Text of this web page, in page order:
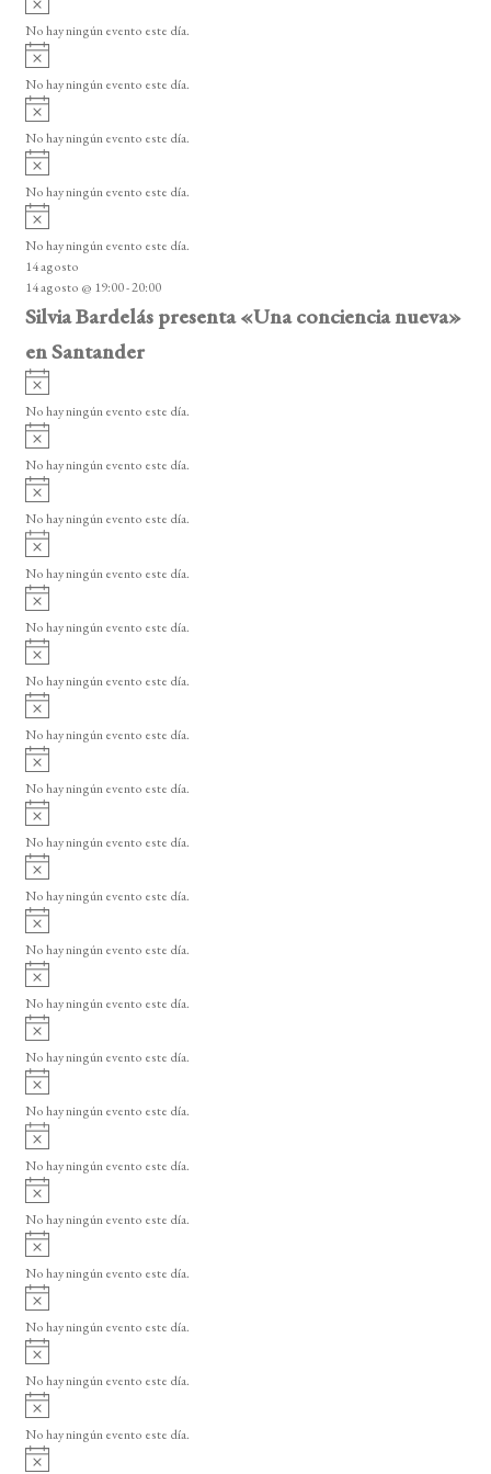
o
v
i
o
No hay ningún evento este día.
A
v
i
o
No hay ningún evento este día.
A
v
i
o
No hay ningún evento este día.
A
v
i
o
No hay ningún evento este día.
A
v
i
s
o
No hay ningún evento este día.
14 agosto
14 agosto @ 19:00-20:00
Silvia Bardelás presenta «Una conciencia nueva»
en Santander
A
v
i
o
No hay ningún evento este día.
A
v
i
o
No hay ningún evento este día.
A
v
i
o
No hay ningún evento este día.
A
v
i
o
No hay ningún evento este día.
A
v
i
o
No hay ningún evento este día.
A
v
i
o
No hay ningún evento este día.
A
v
i
o
No hay ningún evento este día.
A
v
i
o
No hay ningún evento este día.
A
v
i
o
No hay ningún evento este día.
A
v
i
o
No hay ningún evento este día.
A
v
i
o
No hay ningún evento este día.
A
v
i
o
No hay ningún evento este día.
A
v
i
o
No hay ningún evento este día.
A
v
i
o
No hay ningún evento este día.
A
v
i
o
No hay ningún evento este día.
A
v
i
o
No hay ningún evento este día.
A
v
i
o
No hay ningún evento este día.
A
v
i
o
No hay ningún evento este día.
A
v
i
o
No hay ningún evento este día.
A
v
i
No hay ningún evento este día.
A